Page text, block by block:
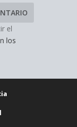
el
los